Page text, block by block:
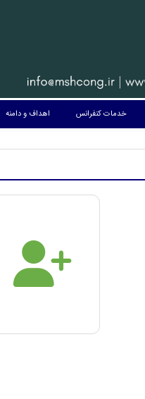
خدمات کنفرانس اهداف و دامنه